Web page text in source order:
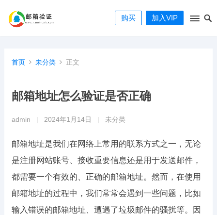
购买 加入VIP
首页 未分类 正文
邮箱地址怎么验证是否正确
admin 2024年1月14日 未分类
邮箱地址是我们在网络上常用的联系方式之一，无论
是注册网站账号、接收重要信息还是用于发送邮件，
都需要一个有效的、正确的邮箱地址。然而，在使用
邮箱地址的过程中，我们常常会遇到一些问题，比如
输入错误的邮箱地址、遭遇了垃圾邮件的骚扰等。因